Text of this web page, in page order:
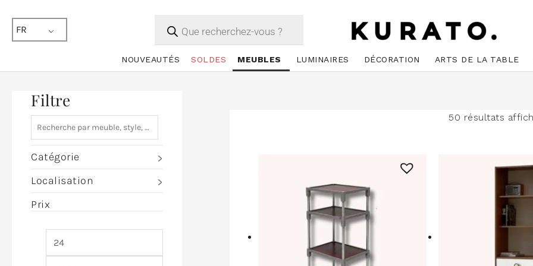
FR
produits
NOUVEAUTÉS SOLDES MEUBLES LUMINAIRES DÉCORATION ARTS DE LA TABLE
Filtre
Catégorie
Localisation
Prix
50 résultats